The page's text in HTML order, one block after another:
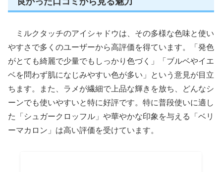
ミルクタッチのアイシャドウは、その多様な色味と使い
やすさで多くのユーザーから高評価を得ています。「発色
がとても綺麗で少量でもしっかり色づく」「ブルベやイエ
ベを問わず肌になじみやすい色が多い」という意見が目立
ちます。また、ラメが繊細で上品な輝きを放ち、どんなシ
ーンでも使いやすいと特に好評です。特に普段使いに適し
た「シュガークロッフル」や華やかな印象を与える「ベリ
ーマカロン」は高い評価を受けています。